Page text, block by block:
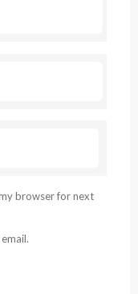
browser for next